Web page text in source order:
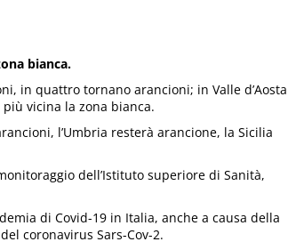
bianca.
in quattro tornano arancioni; in Valle d’Aosta
vicina la zona bianca.
l’Umbria resterà arancione, la Sicilia
dell’Istituto superiore di Sanità,
di Covid-19 in Italia, anche a causa della
coronavirus Sars-Cov-2.